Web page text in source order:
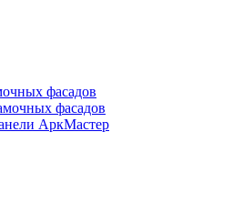
фасадов
фасадов
АркМастер